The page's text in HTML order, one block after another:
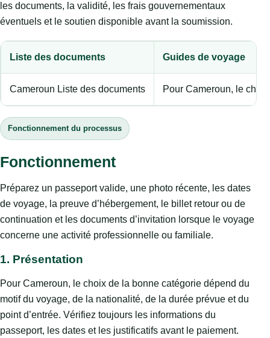
les documents, la validité, les frais gouvernementaux
éventuels et le soutien disponible avant la soumission.
Liste des documents Guides de voyage
Cameroun Liste des documents Pour Cameroun, le
Fonctionnement du processus
Fonctionnement
Préparez un passeport valide, une photo récente, les dates
de voyage, la preuve d’hébergement, le billet retour ou de
continuation et les documents d’invitation lorsque le voyage
concerne une activité professionnelle ou familiale.
1. Présentation
Pour Cameroun, le choix de la bonne catégorie dépend du
motif du voyage, de la nationalité, de la durée prévue et du
point d’entrée. Vérifiez toujours les informations du
passeport, les dates et les justificatifs avant le paiement.